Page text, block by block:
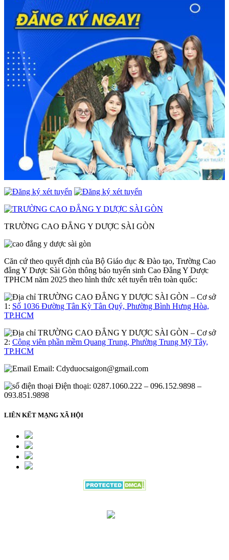
TRƯỜNG CAO ĐẲNG Y DƯỢC SÀI GÒN
Căn cứ theo quyết định của Bộ Giáo dục & Đào tạo, Trường Cao
đẳng Y Dược Sài Gòn thông báo tuyển sinh Cao Đẳng Y Dược
TPHCM năm 2025 theo hình thức xét tuyển trên toàn quốc:
– Cơ sở
1: Số 1036 Đường Tân Kỳ Tân Quý, Phường Bình Hưng Hòa,
TP.HCM
– Cơ sở
2: Công viên phần mềm Quang Trung, Phường Trung Mỹ Tây,
TP.HCM
Email: Cdyduocsaigon@gmail.com
Điện thoại: 0287.1060.222 – 096.152.9898 –
093.851.9898
LIÊN KẾT MẠNG XÃ HỘI